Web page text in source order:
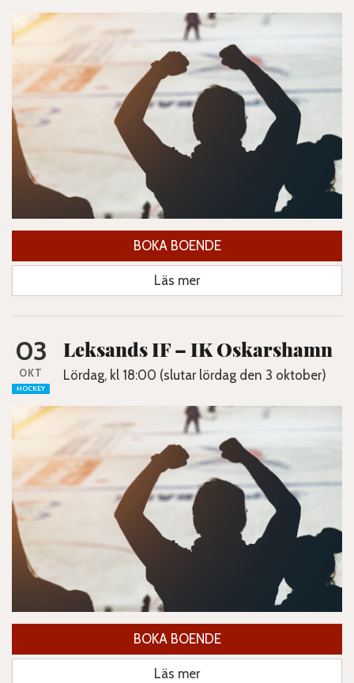
BOKA BOENDE
Läs mer
03
OKT
HOCKEY
Leksands IF – IK Oskarshamn
Lördag, kl 18:00 (slutar lördag den 3 oktober)
BOKA BOENDE
Läs mer